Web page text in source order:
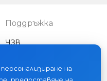
Поддръжка
ЧЗВ
Фирма
на